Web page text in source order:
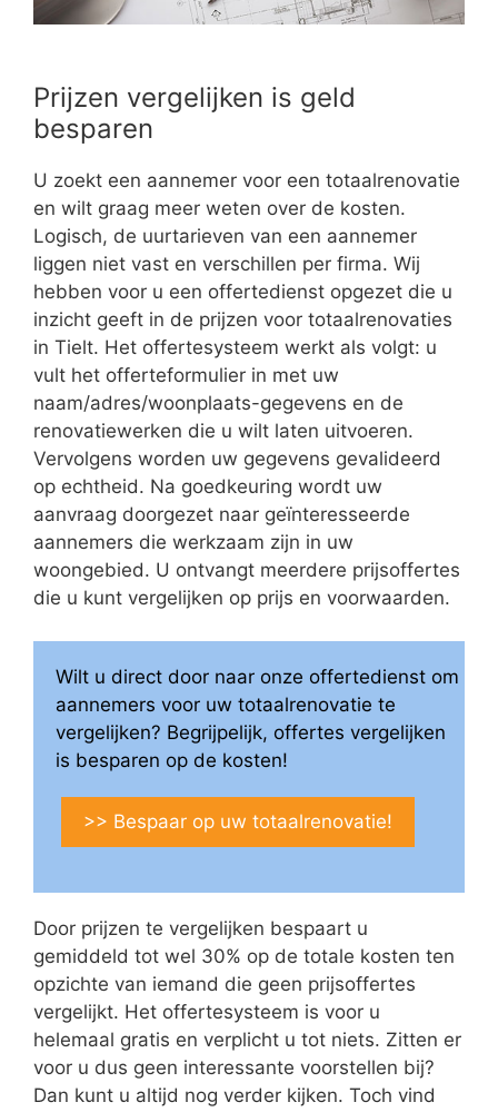
Prijzen vergelijken is geld
besparen
U zoekt een aannemer voor een totaalrenovatie
en wilt graag meer weten over de kosten.
Logisch, de uurtarieven van een aannemer
liggen niet vast en verschillen per firma. Wij
hebben voor u een offertedienst opgezet die u
inzicht geeft in de prijzen voor totaalrenovaties
in Tielt. Het offertesysteem werkt als volgt: u
vult het offerteformulier in met uw
naam/adres/woonplaats-gegevens en de
renovatiewerken die u wilt laten uitvoeren.
Vervolgens worden uw gegevens gevalideerd
op echtheid. Na goedkeuring wordt uw
aanvraag doorgezet naar geïnteresseerde
aannemers die werkzaam zijn in uw
woongebied. U ontvangt meerdere prijsoffertes
die u kunt vergelijken op prijs en voorwaarden.
Wilt u direct door naar onze offertedienst om
aannemers voor uw totaalrenovatie te
vergelijken? Begrijpelijk, offertes vergelijken
is besparen op de kosten!
>> Bespaar op uw totaalrenovatie!
Door prijzen te vergelijken bespaart u
gemiddeld tot wel 30% op de totale kosten ten
opzichte van iemand die geen prijsoffertes
vergelijkt. Het offertesysteem is voor u
helemaal gratis en verplicht u tot niets. Zitten er
voor u dus geen interessante voorstellen bij?
Dan kunt u altijd nog verder kijken. Toch vind